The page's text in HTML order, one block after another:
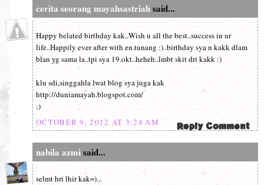
cerita seorang mayahsastriahsaid...
Happy belated birthday kak..Wish u all the best..success in ur
life..Happily ever after with en.tunang :)..birthday sya n kakk dlam
blan yg sama la..tpi sya 19.okt..heheh..lmbt skit dri kakk :)
klu sdi,singgahla lwat blog sya juga kak
http://duniamayah.blogspot.com/
:)
OCTOBER 9, 2012 AT 3:24 AM
nabila azmisaid...
selmt hri lhir kak=)...